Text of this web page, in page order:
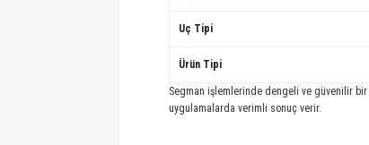
Uç Tipi
Ürün Tipi
Segman işlemlerinde dengeli ve güvenilir bir
uygulamalarda verimli sonuç verir.